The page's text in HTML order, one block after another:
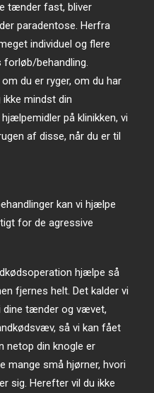
tænder fast, bliver
paradentose. Herfra
individuel og flere
forløb/behandling.
du er ryger, om du har
mindst din
på klinikken, vi
af disse, når du er til
kan vi hjælpe
for de agressive
hjælpe så
fjernes helt. Det kalder vi
dine tænder og vævet,
så vi kan fået
netop din knogle er
mange små hjørner, hvori
sig. Herefter vil du ikke